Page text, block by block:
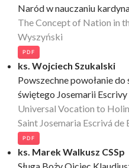
Naród w nauczaniu
The Concept of Nation in
Wyszyński
PDF
ks. Wojciech Szukalski
Powszechne powołanie
świętego Josemarii
Universal Vocation to
Saint Josemaria Escrivá de
PDF
ks. Marek Walkusz CSSp
Sługa Boży Ojciec